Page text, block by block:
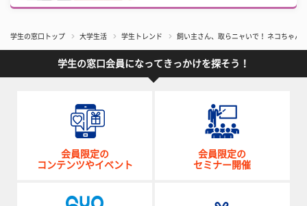
学生の窓口トップ 大学生活 学生トレンド 飼い主さん、取らニャいで！ ネコちゃん
学生の窓口会員になってきっかけを探そう！
会員限定の
コンテンツやイベント
会員限定の
セミナー開催